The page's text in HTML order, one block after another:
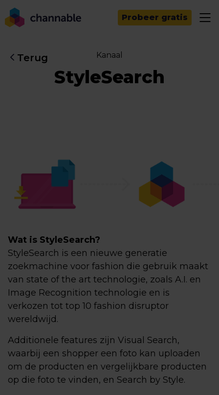
Probeer gratis
Terug Kanaal
StyleSearch
Wat is StyleSearch?
StyleSearch is een nieuwe generatie
zoekmachine voor fashion die gebruik maakt
van state of the art technologie, zoals A.I. en
Image Recognition technologie en is
verkozen tot top 10 fashion disruptor
wereldwijd.
Additionele features zijn Visual Search,
waarbij een shopper een foto kan uploaden
om de producten en vergelijkbare producten
op die foto te vinden, en Search by Style.